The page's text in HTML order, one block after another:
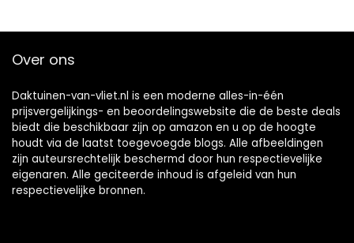
Over ons
Daktuinen-van-vliet.nl is een moderne alles-in-één
prijsvergelijkings- en beoordelingswebsite die de beste deals
biedt die beschikbaar zijn op amazon en u op de hoogte
houdt via de laatst toegevoegde blogs. Alle afbeeldingen
zijn auteursrechtelijk beschermd door hun respectievelijke
eigenaren. Alle geciteerde inhoud is afgeleid van hun
respectievelijke bronnen.